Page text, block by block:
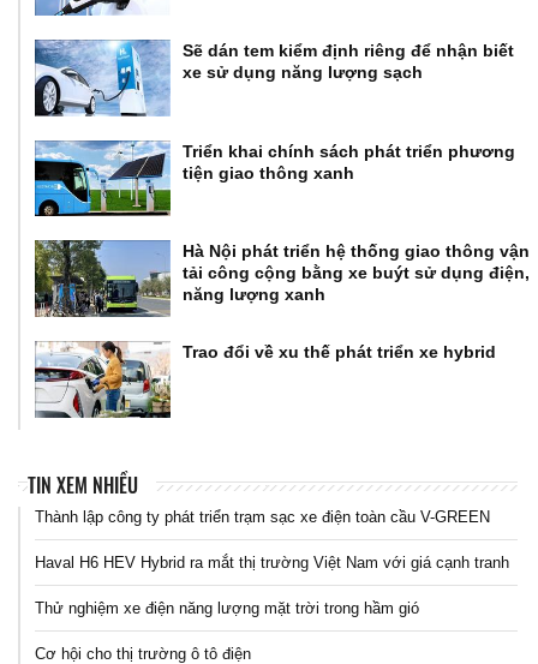
Sẽ dán tem kiểm định riêng để nhận biết
xe sử dụng năng lượng sạch
Triển khai chính sách phát triển phương
tiện giao thông xanh
Hà Nội phát triển hệ thống giao thông vận
tải công cộng bằng xe buýt sử dụng điện,
năng lượng xanh
Trao đổi về xu thế phát triển xe hybrid
TIN XEM NHIỀU
Thành lập công ty phát triển trạm sạc xe điện toàn cầu V-GREEN
Haval H6 HEV Hybrid ra mắt thị trường Việt Nam với giá cạnh tranh
Thử nghiệm xe điện năng lượng mặt trời trong hầm gió
Cơ hội cho thị trường ô tô điện